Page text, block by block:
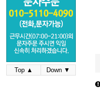
Top ▲ Down ▼